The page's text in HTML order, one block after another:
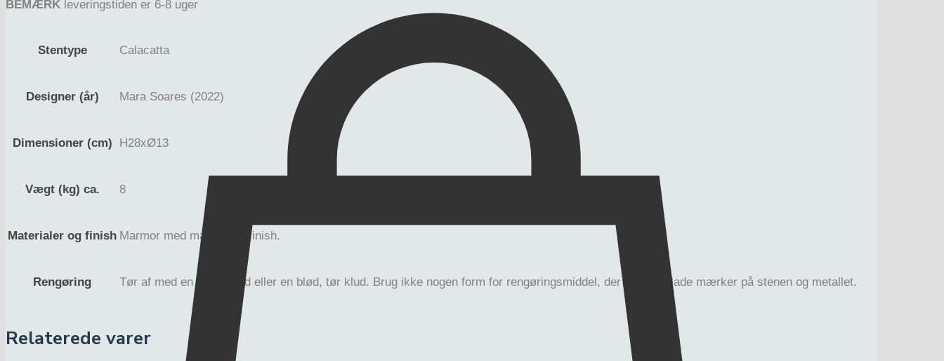
antal
BEMÆRK leveringstiden er 6-8 uger
Stentype Calacatta
Designer (år) Mara Soares (2022)
Dimensioner (cm) H28xØ13
Vægt (kg) ca. 8
Materialer og finish Marmor med matpoleret finish.
Rengøring Tør af med en fugtig klud eller en blød, tør klud. Brug ikke nogen form for rengøringsmiddel, der kan efterlade mærker på stenen og metallet.
Relaterede varer